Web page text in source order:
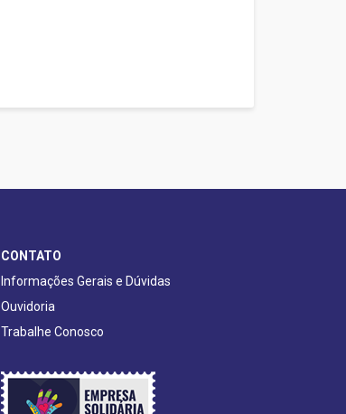
CONTATO
Informações Gerais e Dúvidas
Ouvidoria
Trabalhe Conosco